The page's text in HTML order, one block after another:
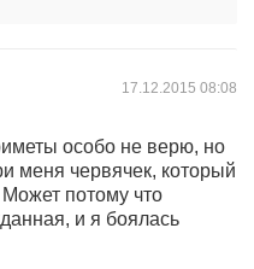
17.12.2015 08:08
особо не верю, но
меня червячек, который
Может потому что
и я боялась